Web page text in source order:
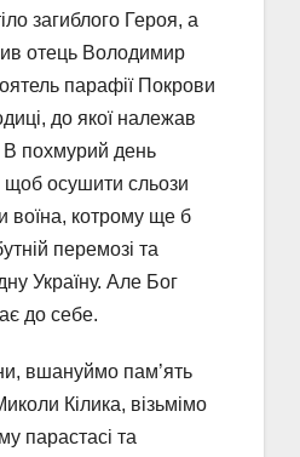
загиблого Героя, а
отець Володимир
парафії Покрови
до якої належав
В похмурий день
щоб осушити сльози
воїна, котрому ще б
перемозі та
Україну. Але Бог
до себе.
вшануймо пам’ять
Кілика, візьмімо
парастасі та